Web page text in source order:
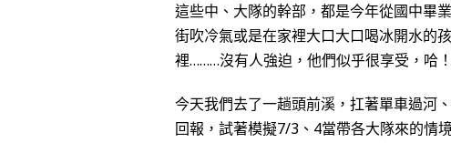
這些中、大隊的幹部，都是今年從國中畢
街吹冷氣或是在家裡大口大口喝冰開水的
裡………沒有人強迫，他們似乎很享受，哈！
今天我們去了一趟頭前溪，扛著單車過河
回報，試著模擬7/3、4當帶各大隊來的情